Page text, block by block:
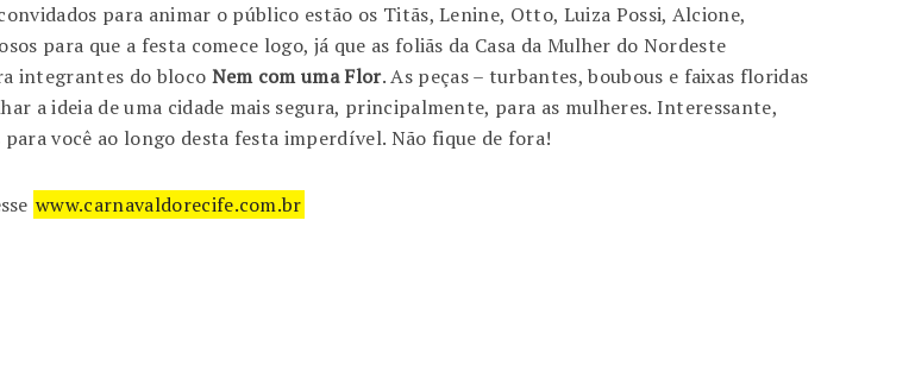
para animar o público estão os Titãs, Lenine, Otto, Luiza Possi, Alcione,
para que a festa comece logo, já que as foliãs da Casa da Mulher do Nordeste
integrantes do bloco Nem com uma Flor. As peças – turbantes, boubous e faixas floridas
a ideia de uma cidade mais segura, principalmente, para as mulheres. Interessante,
você ao longo desta festa imperdível. Não fique de fora!
www.carnavaldorecife.com.br